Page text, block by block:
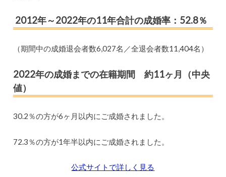
2012年～2022年の11年合計の成婚率：52.8％
（期間中の成婚退会者数6,027名／全退会者数11,404名）
2022年の成婚までの在籍期間 約11ヶ月（中央
値）
30.2％の方が6ヶ月以内にご成婚されました。
72.3％の方が1年半以内にご成婚されました。
公式サイトで詳しく見る